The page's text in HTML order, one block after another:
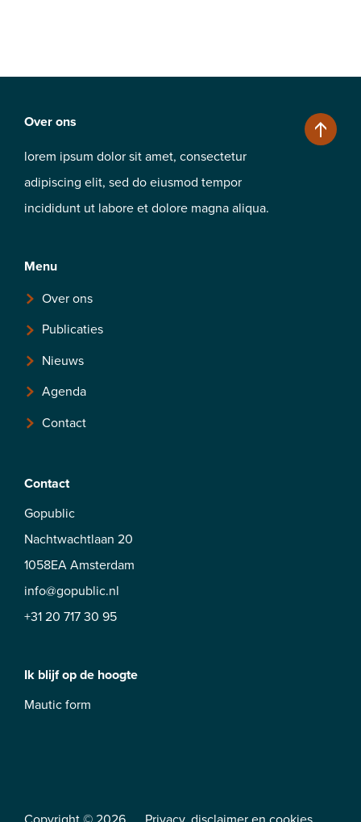
Over ons
lorem ipsum dolor sit amet, consectetur
adipiscing elit, sed do eiusmod tempor
incididunt ut labore et dolore magna aliqua.
Menu
Over ons
Publicaties
Nieuws
Agenda
Contact
Contact
Gopublic
Nachtwachtlaan 20
1058EA Amsterdam
info@gopublic.nl
+31 20 717 30 95
Ik blijf op de hoogte
Mautic form